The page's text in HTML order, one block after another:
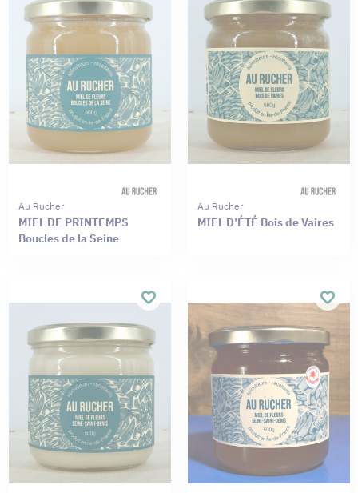
Au Rucher
MIEL DE PRINTEMPS
Boucles de la Seine
Au Rucher
MIEL D’ÉTÉ Bois de Vaires